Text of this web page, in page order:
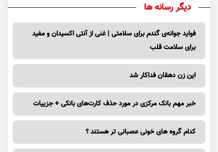
دیگر رسانه ها
فواید جوانه‌ی گندم برای سلامتی | غنی از آنتی اکسیدان و مفید
برای سلامت قلب
این زن دهقان فداکار شد
خبر مهم بانک مرکزی در مورد حذف کارت‌های بانکی + جزییات
کدام گروه های خونی عصبانی تر هستند ؟